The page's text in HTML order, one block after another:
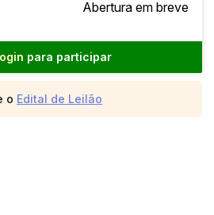
Abertura em breve
para participar
o Edital de Leilão